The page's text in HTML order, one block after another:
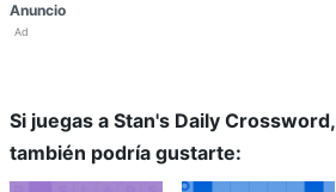
Anuncio
Ad
Si juegas a Stan's Daily Crossword,
también podría gustarte: